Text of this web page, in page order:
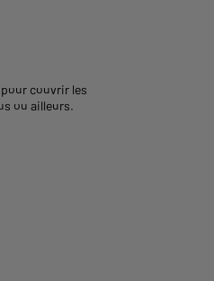
couvrir les
ou ailleurs.